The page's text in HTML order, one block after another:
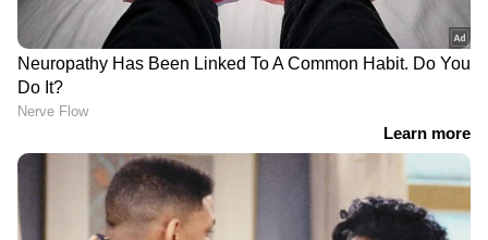
ദുബായില്‍ നടക്കുന്ന താര ലേലത്തിലേക്ക്
പോകാനാവില്ല. എന്നാല്‍ മുംബൈ
ഹാര്‍ദിക്കിനെ സ്വന്തമാക്കിയതുപോലെ പ്ലെയര്‍
ട്രേഡിനുള്ള സാധ്യത നിലനിര്‍ക്കുന്നുമുണ്ട്.
Follow Us